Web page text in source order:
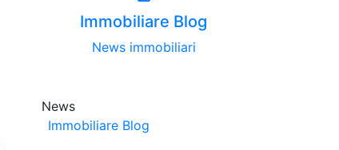
Immobiliare Blog
News immobiliari
News
Immobiliare Blog